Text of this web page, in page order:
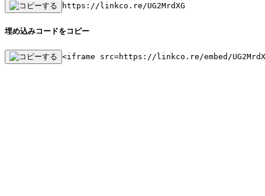
https://linkco.re/UG2MrdXG
埋め込みコードをコピー
<iframe src=https://linkco.re/embed/